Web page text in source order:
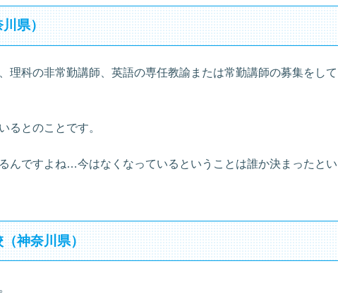
県）
理科の非常勤講師、英語の専任教諭または常勤講師の募集をして
るとのことです。
んですよね…今はなくなっているということは誰か決まったとい
神奈川県）